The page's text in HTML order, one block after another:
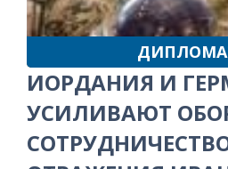
ИОРДАНИЯ И
УСИЛИВАЮТ